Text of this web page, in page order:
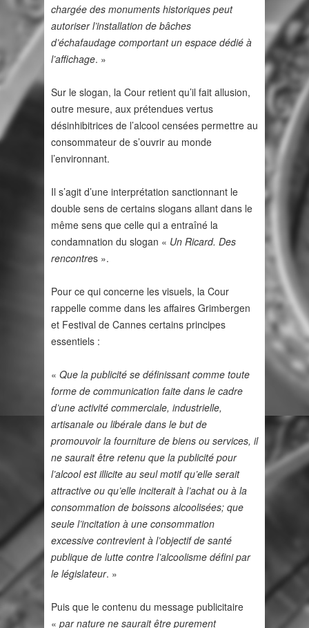
chargée des monuments historiques peut
autoriser l’installation de bâches
d’échafaudage comportant un espace dédié à
l’affichage. »
Sur le slogan, la Cour retient qu’il fait allusion,
outre mesure, aux prétendues vertus
désinhibitrices de l’alcool censées permettre au
consommateur de s’ouvrir au monde
l’environnant.
Il s’agit d’une interprétation sanctionnant le
double sens de certains slogans allant dans le
même sens que celle qui a entraîné la
condamnation du slogan « Un Ricard. Des
rencontres ».
Pour ce qui concerne les visuels, la Cour
rappelle comme dans les affaires Grimbergen
et Festival de Cannes certains principes
essentiels :
« Que la publicité se définissant comme toute
forme de communication faite dans le cadre
d’une activité commerciale, industrielle,
artisanale ou libérale dans le but de
promouvoir la fourniture de biens ou services, il
ne saurait être retenu que la publicité pour
l’alcool est illicite au seul motif qu’elle serait
attractive ou qu’elle inciterait à l’achat ou à la
consommation de boissons alcoolisées; que
seule l’incitation à une consommation
excessive contrevient à l’objectif de santé
publique de lutte contre l’alcoolisme défini par
le législateur. »
Puis que le contenu du message publicitaire
« par nature ne saurait être purement